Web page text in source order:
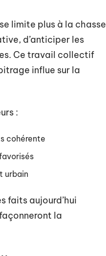
limite plus à la chasse
d’anticiper les
Ce travail collectif
influe sur la
:
cohérente
urbain
faits aujourd’hui
la